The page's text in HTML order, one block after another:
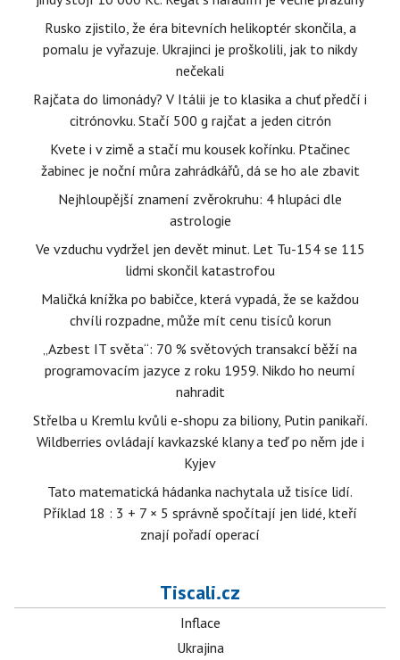
Rusko zjistilo, že éra bitevních helikoptér skončila, a
pomalu je vyřazuje. Ukrajinci je proškolili, jak to nikdy
nečekali
Rajčata do limonády? V Itálii je to klasika a chuť předčí i
citrónovku. Stačí 500 g rajčat a jeden citrón
Kvete i v zimě a stačí mu kousek kořínku. Ptačinec
žabinec je noční můra zahrádkářů, dá se ho ale zbavit
Nejhloupější znamení zvěrokruhu: 4 hlupáci dle
astrologie
Ve vzduchu vydržel jen devět minut. Let Tu-154 se 115
lidmi skončil katastrofou
Maličká knížka po babičce, která vypadá, že se každou
chvíli rozpadne, může mít cenu tisíců korun
„Azbest IT světa“: 70 % světových transakcí běží na
programovacím jazyce z roku 1959. Nikdo ho neumí
nahradit
Střelba u Kremlu kvůli e-shopu za biliony, Putin panikaří.
Wildberries ovládají kavkazské klany a teď po něm jde i
Kyjev
Tato matematická hádanka nachytala už tisíce lidí.
Příklad 18 : 3 + 7 × 5 správně spočítají jen lidé, kteří
znají pořadí operací
Tiscali.cz
Inflace
Ukrajina